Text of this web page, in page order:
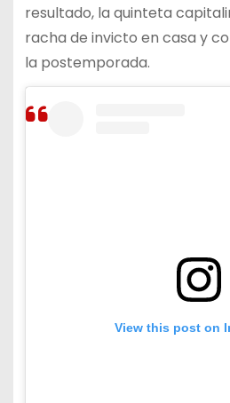
resultado, la quinteta
racha de invicto en casa y
la postemporada.
View this post on